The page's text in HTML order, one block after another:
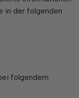
in der folgenden
folgendem